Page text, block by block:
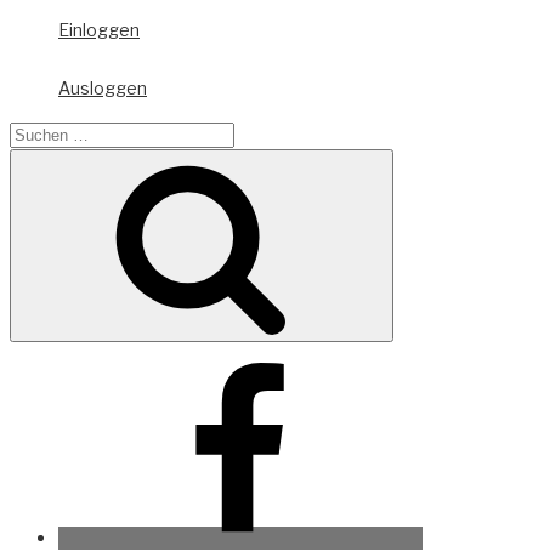
Einloggen
Ausloggen
Suche